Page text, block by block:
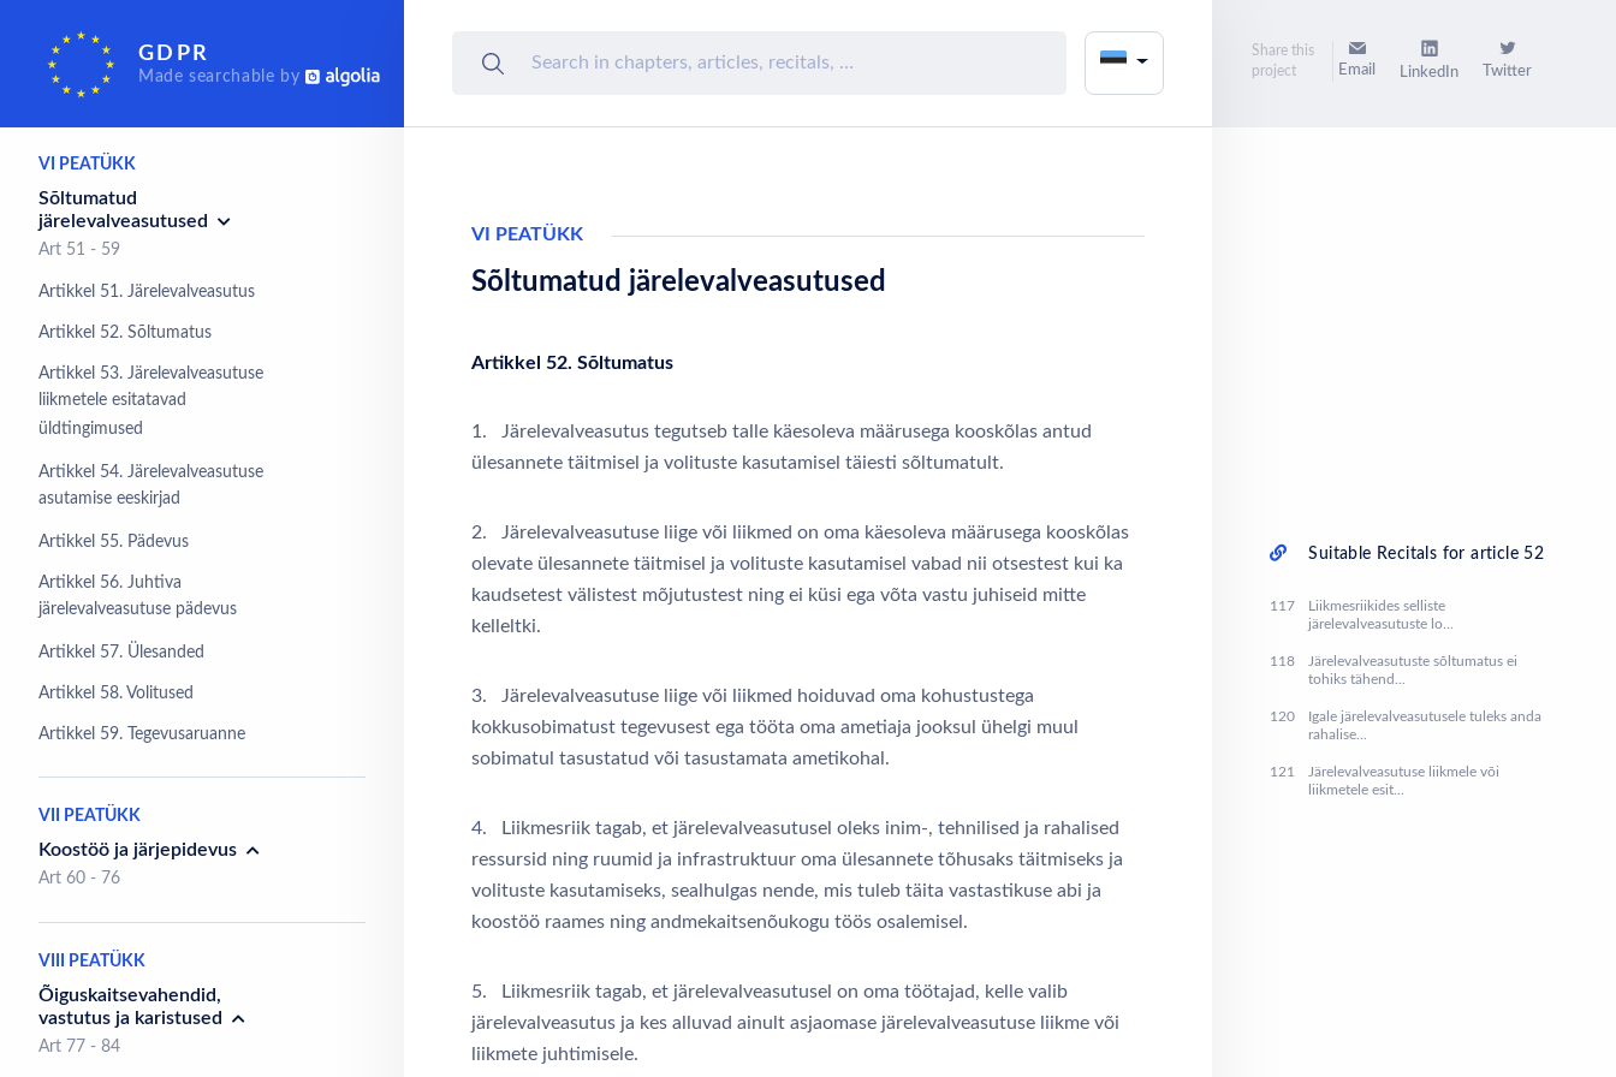
GDPR
Made searchable by
rahvusvahelistele
organisatsioonidele
Art 44 - 50
VI PEATÜKK
Sõltumatud
järelevalveasutused
Art 51 - 59
Artikkel 51. Järelevalveasutus
Artikkel 52. Sõltumatus
Artikkel 53. Järelevalveasutuse
liikmetele esitatavad
üldtingimused
Artikkel 54. Järelevalveasutuse
asutamise eeskirjad
Artikkel 55. Pädevus
Artikkel 56. Juhtiva
järelevalveasutuse pädevus
Artikkel 57. Ülesanded
Artikkel 58. Volitused
Artikkel 59. Tegevusaruanne
VII PEATÜKK
Koostöö ja järjepidevus
Art 60 - 76
VIII PEATÜKK
Õiguskaitsevahendid,
vastutus ja karistused
Art 77 - 84
VI PEATÜKK
Sõltumatud järelevalveasutused
Artikkel 52. Sõltumatus
1. Järelevalveasutus tegutseb talle käesoleva määrusega kooskõlas antud
ülesannete täitmisel ja volituste kasutamisel täiesti sõltumatult.
2. Järelevalveasutuse liige või liikmed on oma käesoleva määrusega kooskõlas
olevate ülesannete täitmisel ja volituste kasutamisel vabad nii otsestest kui ka
kaudsetest välistest mõjutustest ning ei küsi ega võta vastu juhiseid mitte
kelleltki.
3. Järelevalveasutuse liige või liikmed hoiduvad oma kohustustega
kokkusobimatust tegevusest ega tööta oma ametiaja jooksul ühelgi muul
sobimatul tasustatud või tasustamata ametikohal.
4. Liikmesriik tagab, et järelevalveasutusel oleks inim-, tehnilised ja rahalised
ressursid ning ruumid ja infrastruktuur oma ülesannete tõhusaks täitmiseks ja
volituste kasutamiseks, sealhulgas nende, mis tuleb täita vastastikuse abi ja
koostöö raames ning andmekaitsenõukogu töös osalemisel.
5. Liikmesriik tagab, et järelevalveasutusel on oma töötajad, kelle valib
järelevalveasutus ja kes alluvad ainult asjaomase järelevalveasutuse liikme või
liikmete juhtimisele.
Share this
project
Email LinkedIn Twitter
Suitable Recitals for article 52
117
Liikmesriikides selliste
järelevalveasutuste lo...
118
Järelevalveasutuste sõltumatus ei
tohiks tähend...
120
Igale järelevalveasutusele tuleks anda
rahalise...
121
Järelevalveasutuse liikmele või
liikmetele esit...